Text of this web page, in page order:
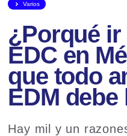
Varios
¿Porqué
EDC en
que todo
EDM debe
Hay mil y un